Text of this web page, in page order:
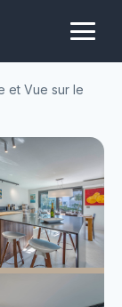
et Vue sur le